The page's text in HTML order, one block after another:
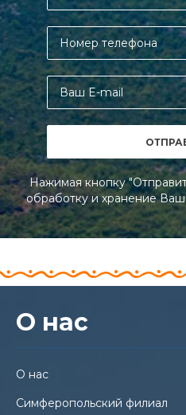
Нажимая кнопку
обработку и хранение
О нас
О нас
Симферопольский филиал